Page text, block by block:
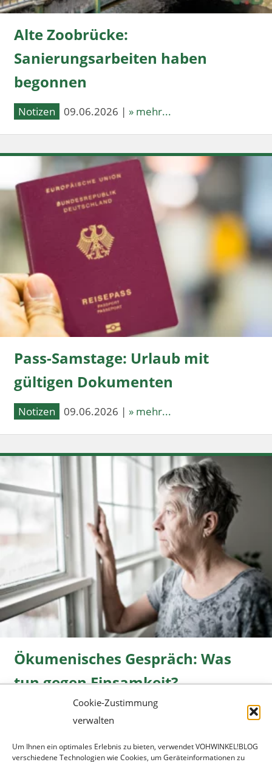
Cookie-Zustimmung
verwalten
Um Ihnen ein optimales Erlebnis zu bieten, verwendet VOHWINKEL!BLOG
verschiedene Technologien wie Cookies, um Geräteinformationen zu
Alte Zoobrücke:
Sanierungsarbeiten haben
begonnen
Notizen 09.06.2026 | » mehr...
Pass-Samstage: Urlaub mit
gültigen Dokumenten
Notizen 09.06.2026 | » mehr...
Ökumenisches Gespräch: Was
tun gegen Einsamkeit?
» mehr...